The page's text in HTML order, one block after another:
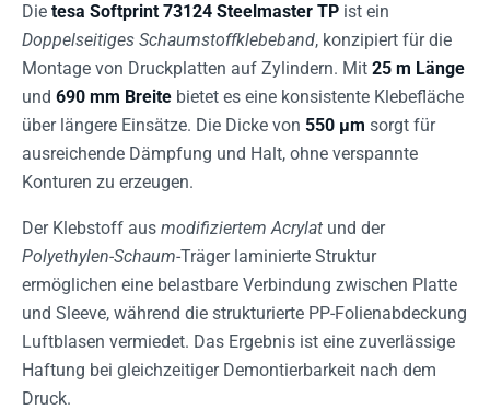
Die tesa Softprint 73124 Steelmaster TP ist ein
Doppelseitiges Schaumstoffklebeband, konzipiert für die
Montage von Druckplatten auf Zylindern. Mit 25 m Länge
und 690 mm Breite bietet es eine konsistente Klebefläche
über längere Einsätze. Die Dicke von 550 µm sorgt für
ausreichende Dämpfung und Halt, ohne verspannte
Konturen zu erzeugen.
Der Klebstoff aus modifiziertem Acrylat und der
Polyethylen-Schaum-Träger laminierte Struktur
ermöglichen eine belastbare Verbindung zwischen Platte
und Sleeve, während die strukturierte PP-Folienabdeckung
Luftblasen vermiedet. Das Ergebnis ist eine zuverlässige
Haftung bei gleichzeitiger Demontierbarkeit nach dem
Druck.